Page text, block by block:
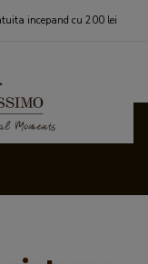
incepand cu 200 lei